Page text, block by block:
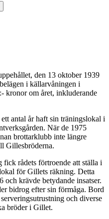
den 13 oktober 1939
i källarvåningen i
kronor om året, inkluderande
antal år haft sin träningslokal i
När de 1975
brottarklubb inte längre
Gillesbröderna.
rådets förtroende att ställa i
för Gillets räkning. Detta
och krävde betydande insatser.
bidrog efter sin förmåga. Bord
och diverse
bröder i Gillet.